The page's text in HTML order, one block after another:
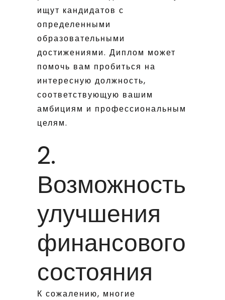
ищут кандидатов с
определенными
образовательными
достижениями. Диплом может
помочь вам пробиться на
интересную должность,
соответствующую вашим
амбициям и профессиональным
целям.
2.
Возможность
улучшения
финансового
состояния
К сожалению, многие